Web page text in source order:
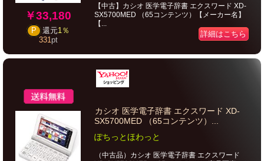
￥33,180
P 還元1％
331pt
【中古】カシオ 医学電子辞書 エクスワード XD-
SX5700MED （65コンテンツ）【メーカー名】
【...
詳細はこちら
カシオ 医学電子辞書 エクスワード XD-
SX5700MED （65コンテンツ）...
ぽちっとほわっと
（中古品）カシオ 医学電子辞書 エクスワード